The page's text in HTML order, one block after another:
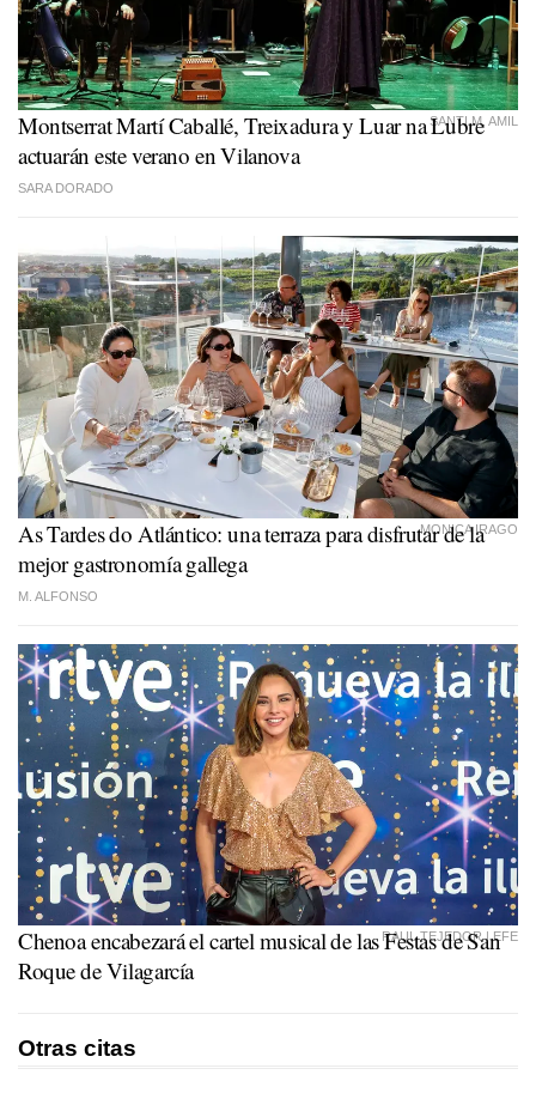
SANTI M. AMIL
Montserrat Martí Caballé, Treixadura y Luar na Lubre
actuarán este verano en Vilanova
SARA DORADO
MONICA IRAGO
As Tardes do Atlántico: una terraza para disfrutar de la
mejor gastronomía gallega
M. ALFONSO
RAUL TEJEDOR | EFE
Chenoa encabezará el cartel musical de las Festas de San
Roque de Vilagarcía
Otras citas